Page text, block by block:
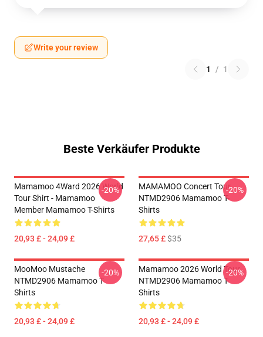
Write your review
1 / 1
Beste Verkäufer Produkte
Mamamoo 4Ward 2026 World
Tour Shirt - Mamamoo
Member Mamamoo T-Shirts
20,93 £ - 24,09 £
-20%
MAMAMOO Concert Tour
NTMD2906 Mamamoo T-
Shirts
27,65 £$35
-20%
MooMoo Mustache
NTMD2906 Mamamoo T-
Shirts
20,93 £ - 24,09 £
-20%
Mamamoo 2026 World Tour
NTMD2906 Mamamoo T-
Shirts
20,93 £ - 24,09 £
-20%